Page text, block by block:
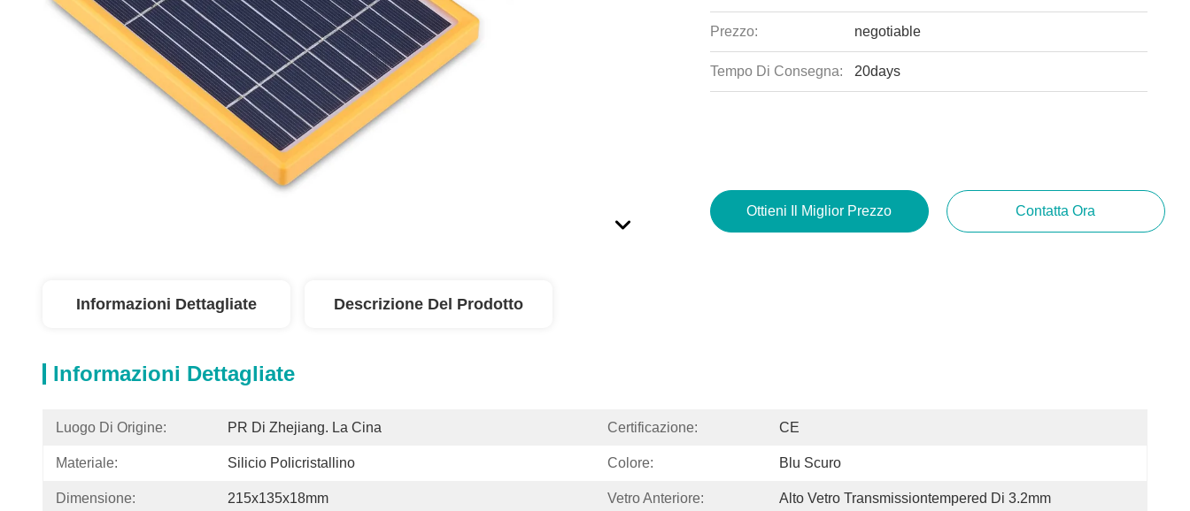
Prezzo: negotiable
Tempo Di Consegna: 20days
Ottieni Il Miglior Prezzo Contatta Ora
Informazioni Dettagliate Descrizione Del Prodotto
Informazioni Dettagliate
Luogo Di Origine: PR Di Zhejiang. La Cina Certificazione: CE
Materiale: Silicio Policristallino Colore: Blu Scuro
Dimensione: 215x135x18mm Vetro Anteriore: Alto Vetro Transmissiontempered Di 3.2mm